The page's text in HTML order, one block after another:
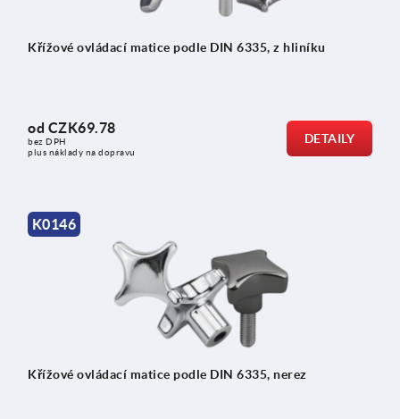
Křížové ovládací matice podle DIN 6335, z hliníku
od CZK69.78
bez DPH
plus náklady na dopravu
DETAILY
K0146
Křížové ovládací matice podle DIN 6335, nerez